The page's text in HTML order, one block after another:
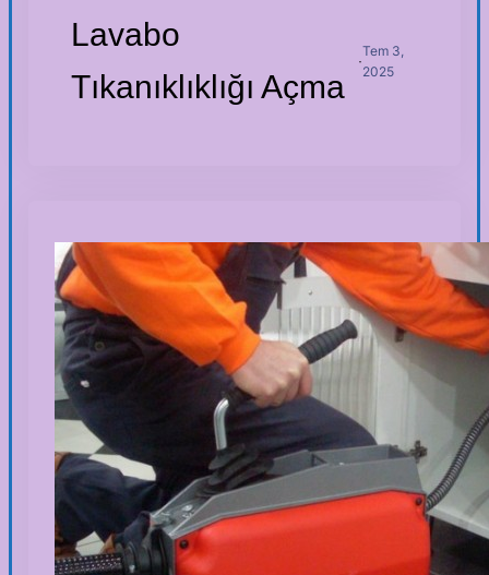
Lavabo
Tıkanıklıklığı Açma
·
Tem 3,
2025